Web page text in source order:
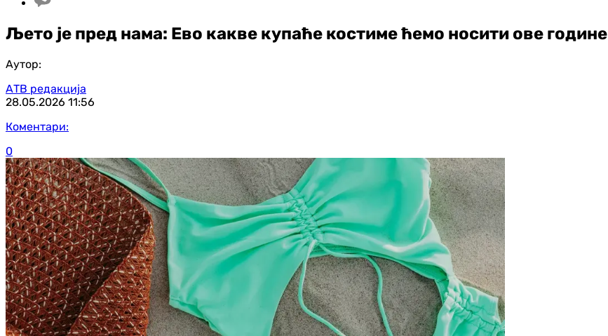
Љето је пред нама: Ево какве купаће костиме ћемо носити ове године
Аутор:
АТВ редакција
28.05.2026 11:56
Коментари:
0